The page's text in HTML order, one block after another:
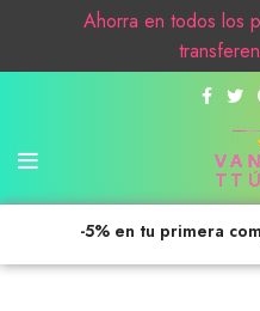
-5% en tu primera
Ahorra en todos los